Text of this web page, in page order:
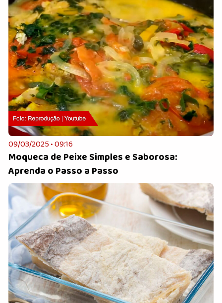
09/03/2025 • 09:16
Moqueca de Peixe Simples e Saborosa:
Aprenda o Passo a Passo